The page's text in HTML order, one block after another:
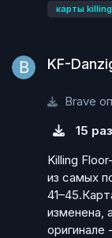
карты
KF-
Brave
15
Killing
из самых
изменена,